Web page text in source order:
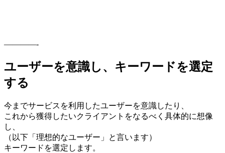
————-
ユーザーを意識し、キーワードを選定
する
今までサービスを利用したユーザーを意識したり、
これから獲得したいクライアントをなるべく具体的に想像
し、
（以下「理想的なユーザー」と言います）
キーワードを選定します。